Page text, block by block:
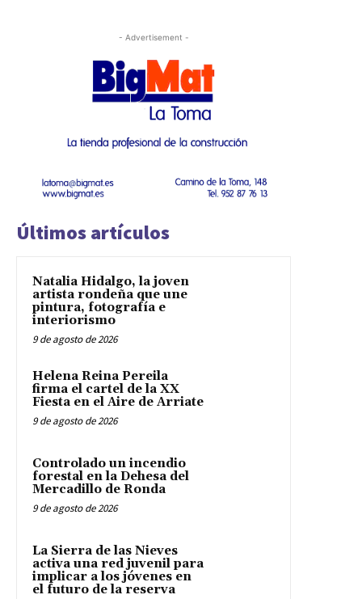
- Advertisement -
Últimos artículos
Natalia Hidalgo, la joven
artista rondeña que une
pintura, fotografía e
interiorismo
9 de agosto de 2026
Helena Reina Pereila
firma el cartel de la XX
Fiesta en el Aire de Arriate
9 de agosto de 2026
Controlado un incendio
forestal en la Dehesa del
Mercadillo de Ronda
9 de agosto de 2026
La Sierra de las Nieves
activa una red juvenil para
implicar a los jóvenes en
el futuro de la reserva